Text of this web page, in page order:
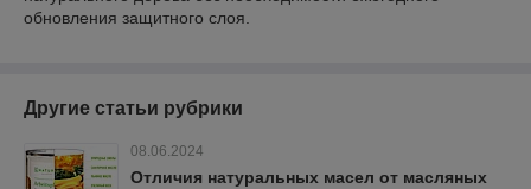
обновления защитного слоя.
Другие статьи рубрики
08.06.2024
Отличия натуральных масел от масляных